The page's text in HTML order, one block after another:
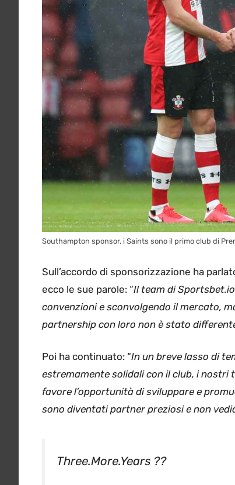
Sull’accordo di sponsorizzazione ha
ecco le sue parole: “Il team di
convenzioni e sconvolgendo il mercato,
partnership con loro non è stato
Poi ha continuato: “In un breve lasso di
estremamente solidali con il club, i nostri
favore l’opportunità di sviluppare e
sono diventati partner preziosi e non